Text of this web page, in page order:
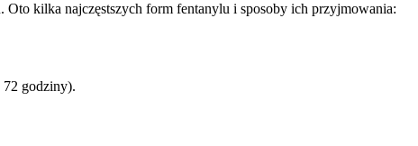
kilka najczęstszych form fentanylu i sposoby ich przyjmowania:
72 godziny).